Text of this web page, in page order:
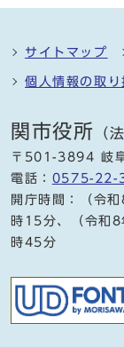
サイトマップ
個人情報の取り
関市役所 （
〒501-3894 岐
電話： 0575-22-
開庁時間：（令
時15分、（令和
時45分